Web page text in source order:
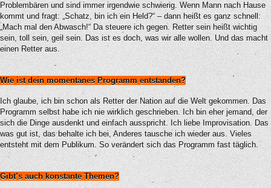
Problembären und sind immer irgendwie schwierig. Wenn Mann nach Hause
kommt und fragt: „Schatz, bin ich ein Held?“ – dann heißt es ganz schnell:
„Mach mal den Abwasch!“ Da steuere ich gegen. Retter sein heißt wichtig
sein, toll sein, geil sein. Das ist es doch, was wir alle wollen. Und das macht
einen Retter aus.
Wie ist dein momentanes Programm entstanden?
Ich glaube, ich bin schon als Retter der Nation auf die Welt gekommen. Das
Programm selbst habe ich nie wirklich geschrieben. Ich bin eher jemand, der
sich die Dinge ausdenkt und einfach ausspricht. Ich liebe Improvisation. Das
was gut ist, das behalte ich bei, Anderes tausche ich wieder aus. Vieles
entsteht mit dem Publikum. So verändert sich das Programm fast täglich.
Gibt’s auch konstante Themen?